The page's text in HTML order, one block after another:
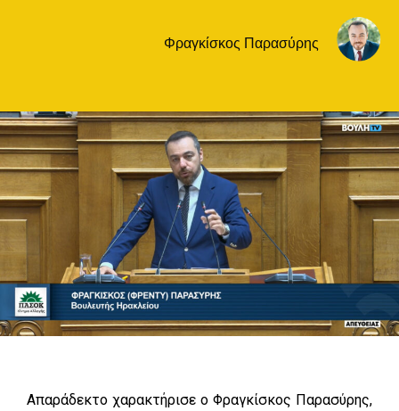
Φραγκίσκος Παρασύρης
Απαράδεκτο χαρακτήρισε ο Φραγκίσκος Παρασύρης,